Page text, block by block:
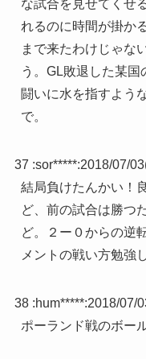
な試合を見せてくせ
れるのに時間が掛か
まで来たわけじゃな
う。GL敗退した某
闘いに水を指すよう
で。
37 :sor*****:2018/07/
結局負けたんかい！
ど、前の試合は勝つ
ど。２ー０からの逆
メントの戦い方勉強
38 :hum*****:2018/07/
ポーランド戦のボー